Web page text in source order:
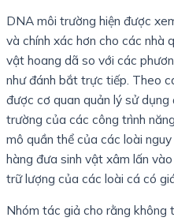
DNA môi trường hiện được
và chính xác hơn cho các nhà
vật hoang dã so với các
như đánh bắt trực tiếp. Theo
được cơ quan quản lý sử
trường của các công trình
mô quần thể của các loài
hàng đưa sinh vật xâm lấn
trữ lượng của các loài cá có
Nhóm tác giả cho rằng không